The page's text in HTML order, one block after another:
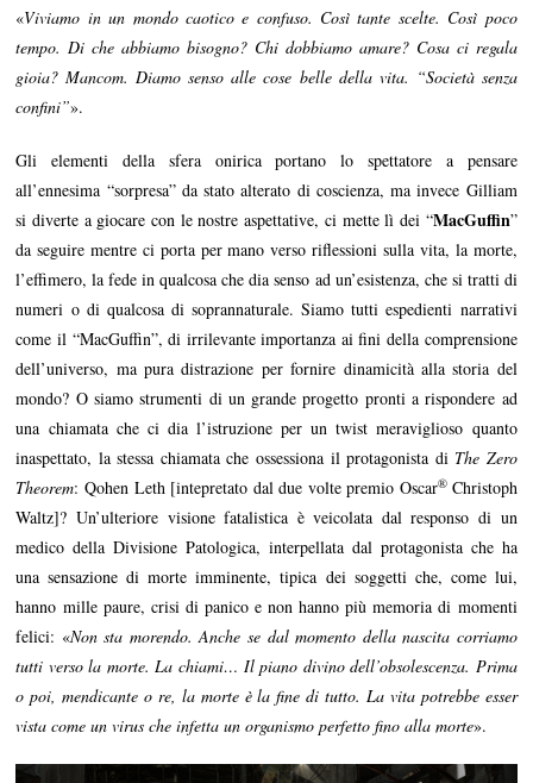
«Viviamo in un mondo caotico e confuso. Così tante scelte. Così poco
tempo. Di che abbiamo bisogno? Chi dobbiamo amare? Cosa ci regala
gioia? Mancom. Diamo senso alle cose belle della vita. “Società senza
confini”».
Gli elementi della sfera onirica portano lo spettatore a pensare
all’ennesima “sorpresa” da stato alterato di coscienza, ma invece Gilliam
si diverte a giocare con le nostre aspettative, ci mette lì dei “MacGuffin”
da seguire mentre ci porta per mano verso riflessioni sulla vita, la morte,
l’effimero, la fede in qualcosa che dia senso ad un’esistenza, che si tratti di
numeri o di qualcosa di soprannaturale. Siamo tutti espedienti narrativi
come il “MacGuffin”, di irrilevante importanza ai fini della comprensione
dell’universo, ma pura distrazione per fornire dinamicità alla storia del
mondo? O siamo strumenti di un grande progetto pronti a rispondere ad
una chiamata che ci dia l’istruzione per un twist meraviglioso quanto
inaspettato, la stessa chiamata che ossessiona il protagonista di The Zero
Theorem: Qohen Leth [intepretato dal due volte premio Oscar® Christoph
Waltz]? Un’ulteriore visione fatalistica è veicolata dal responso di un
medico della Divisione Patologica, interpellata dal protagonista che ha
una sensazione di morte imminente, tipica dei soggetti che, come lui,
hanno mille paure, crisi di panico e non hanno più memoria di momenti
felici: «Non sta morendo. Anche se dal momento della nascita corriamo
tutti verso la morte. La chiami… Il piano divino dell’obsolescenza. Prima
o poi, mendicante o re, la morte è la fine di tutto. La vita potrebbe esser
vista come un virus che infetta un organismo perfetto fino alla morte».